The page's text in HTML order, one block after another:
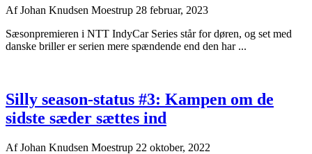
AfJohan Knudsen Moestrup 28 februar, 2023
Sæsonpremieren i NTT IndyCar Series står for døren, og set med
danske briller er serien mere spændende end den har ...
Silly season-status #3: Kampen om de
sidste sæder sættes ind
AfJohan Knudsen Moestrup 22 oktober, 2022